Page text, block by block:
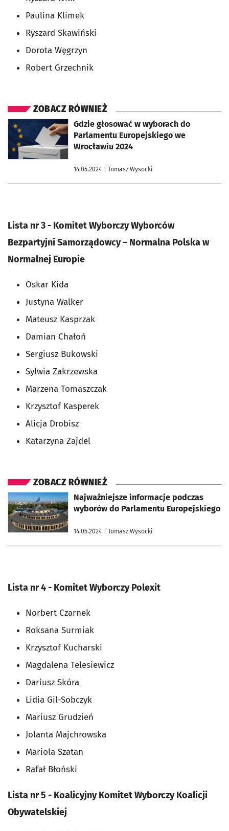
Paulina Klimek
Ryszard Skawiński
Dorota Węgrzyn
Robert Grzechnik
ZOBACZ RÓWNIEŻ
Gdzie głosować w wyborach do
Parlamentu Europejskiego we
Wrocławiu 2024
14.05.2024 | Tomasz Wysocki
otworzy się w nowej karcie
Lista nr 3 - Komitet Wyborczy Wyborców
Bezpartyjni Samorządowcy – Normalna Polska w
Normalnej Europie
Oskar Kida
Justyna Walker
Mateusz Kasprzak
Damian Chałoń
Sergiusz Bukowski
Sylwia Zakrzewska
Marzena Tomaszczak
Krzysztof Kasperek
Alicja Drobisz
Katarzyna Zajdel
ZOBACZ RÓWNIEŻ
Najważniejsze informacje podczas
wyborów do Parlamentu Europejskiego
14.05.2024 | Tomasz Wysocki
otworzy się w nowej karcie
Lista nr 4 - Komitet Wyborczy Polexit
Norbert Czarnek
Roksana Surmiak
Krzysztof Kucharski
Magdalena Telesiewicz
Dariusz Skóra
Lidia Gil-Sobczyk
Mariusz Grudzień
Jolanta Majchrowska
Mariola Szatan
Rafał Błoński
Lista nr 5 - Koalicyjny Komitet Wyborczy Koalicji
Obywatelskiej